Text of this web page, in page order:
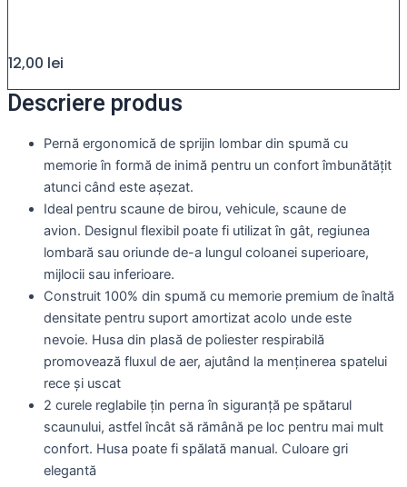
12,00 lei
Descriere produs
Pernă ergonomică de sprijin lombar din spumă cu
memorie în formă de inimă pentru un confort îmbunătățit
atunci când este așezat.
Ideal pentru scaune de birou, vehicule, scaune de
avion. Designul flexibil poate fi utilizat în gât, regiunea
lombară sau oriunde de-a lungul coloanei superioare,
mijlocii sau inferioare.
Construit 100% din spumă cu memorie premium de înaltă
densitate pentru suport amortizat acolo unde este
nevoie. Husa din plasă de poliester respirabilă
promovează fluxul de aer, ajutând la menținerea spatelui
rece și uscat
2 curele reglabile țin perna în siguranță pe spătarul
scaunului, astfel încât să rămână pe loc pentru mai mult
confort. Husa poate fi spălată manual. Culoare gri
elegantă